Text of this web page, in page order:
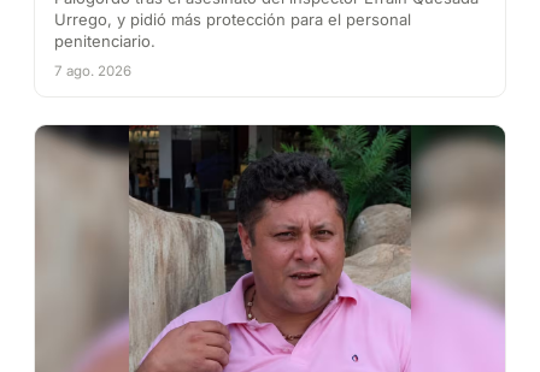
Urrego, y pidió más protección para el personal
penitenciario.
7 ago. 2026